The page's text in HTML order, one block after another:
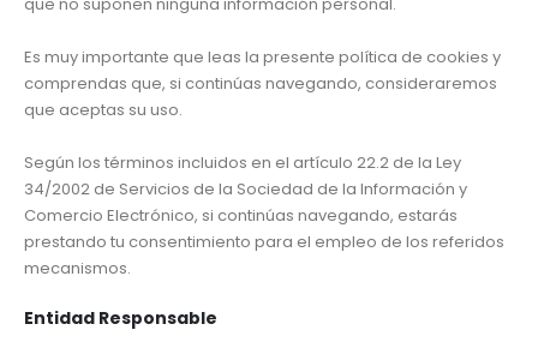
Es muy importante que leas la presente política de cookies y
comprendas que, si continúas navegando, consideraremos
que aceptas su uso.
Según los términos incluidos en el artículo 22.2 de la Ley
34/2002 de Servicios de la Sociedad de la Información y
Comercio Electrónico, si continúas navegando, estarás
prestando tu consentimiento para el empleo de los referidos
mecanismos.
Entidad Responsable